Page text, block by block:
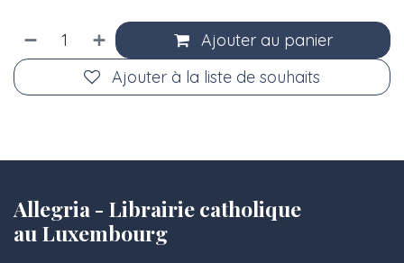
Ajouter au panier
Ajouter à la liste de souhaits
Allegria - Librairie catholique
au Luxembourg